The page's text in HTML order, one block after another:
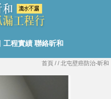
工程實績 聯絡昕和
首頁// 北屯壁癌防治-昕和